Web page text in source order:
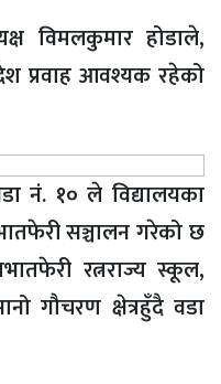
विमलकुमार होडाले,
प्रवाह आवश्यक रहेको
नं. १० ले विद्यालयका
सञ्चालन गरेको छ
रत्नराज्य स्कूल,
गौचरण क्षेत्रहुँदै वडा